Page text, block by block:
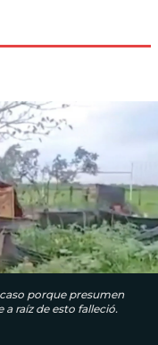
porque presumen
raíz de esto falleció.